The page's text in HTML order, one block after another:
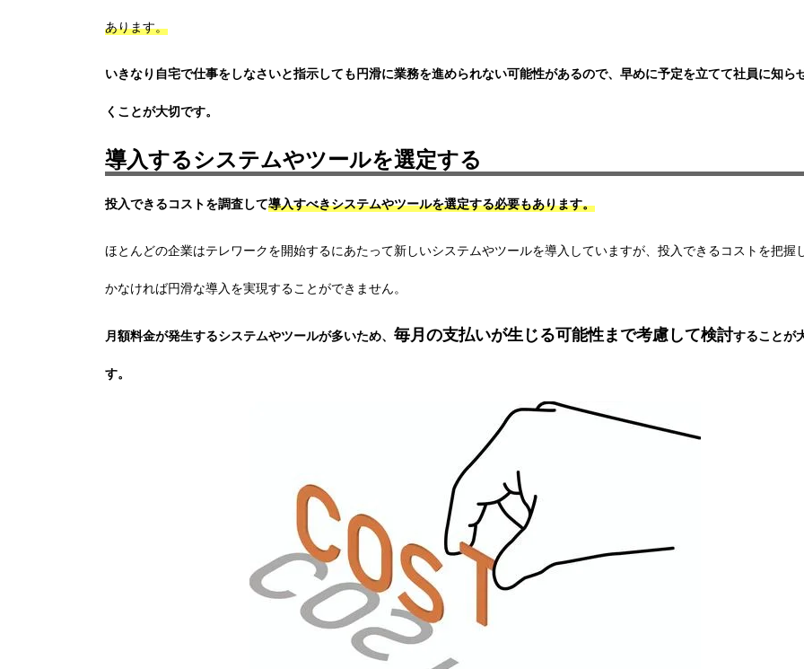
あります。
いきなり自宅で仕事をしなさいと指示しても円滑に業務を進められない可能性があるので、 早めに予定を立てて社員に知ら
くことが大切です。
導入するシステムやツールを選定する
投入できるコストを調査して導入すべきシステムやツールを選定する必要もあります。
ほとんどの企業はテレワークを開始するにあたって新しいシステムやツールを導入していますが、 投入できるコストを把握
かなければ円滑な導入を実現することができません。
月額料金が発生するシステムやツールが多いため、 毎月の支払いが生じる可能性まで考慮して検討することが
す。